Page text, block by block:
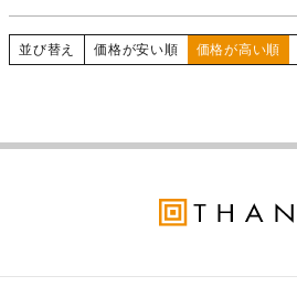
並び替え 価格が安い順 価格が高い順